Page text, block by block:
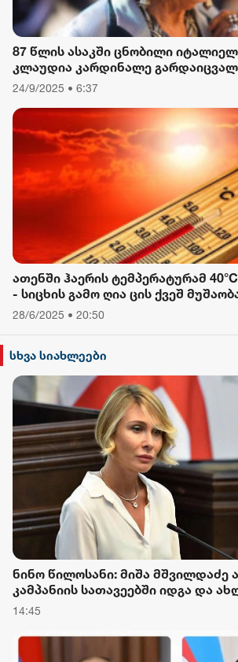
87 წლის ასაკში ცნობილი
კლაუდია კარდინალე
24/9/2025 • 6:37
ათენში ჰაერის ტემპერატურამ
- სიცხის გამო ღია ცის ქვეშ
28/6/2025 • 20:50
სხვა სიახლეები
ნინო წილოსანი: მიშა მშვილდაძე
კამპანიის სათავეებში იდგა და
რომ პირდაპირ რუსეთის
წესრიგით წლებია ოპოზიციის
14:45